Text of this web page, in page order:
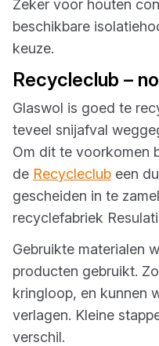
Zeker voor houten
beschikbare
keuze.
Recycleclub –
Glaswol is goed te
teveel snijafval
Om dit te voorkomen
de Recycleclub een
gescheiden in te
recyclefabriek
Gebruikte materialen
producten gebruikt.
kringloop, en kunnen
verlagen. Kleine
verschil.